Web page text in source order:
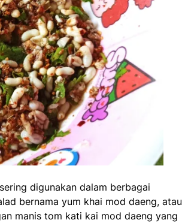
digunakan dalam berbagai
bernama yum khai mod daeng, atau
manis tom kati kai mod daeng yang